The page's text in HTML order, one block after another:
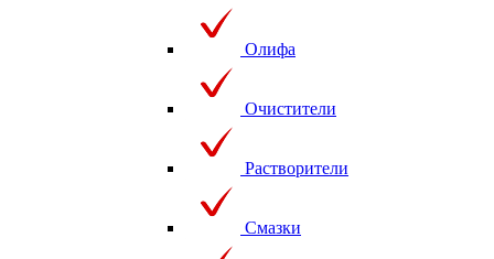
Олифа
Очистители
Растворители
Смазки